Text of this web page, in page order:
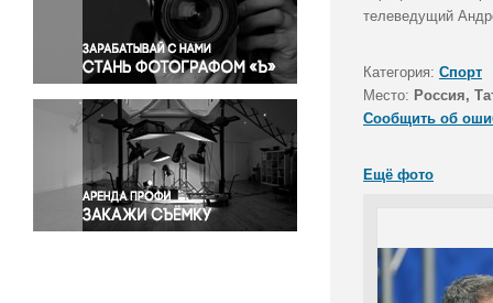
Правосудие
Происшествия и конфликты
Религия
Светская жизнь
Спорт
Экология
Экономика и бизнес
телеведущий
Категория: Спорт
Место: Россия,
Сообщить об
Ещё фото